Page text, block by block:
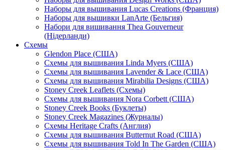
Наборы для вышивания Lucas Creations (Франция)
Наборы для вышивки LanArte (Бельгия)
Набори для вишивання Thea Gouverneur
(Нідерланди)
Схемы
Glendon Place (США)
Схемы для вышивания Linda Myers (США)
Схемы для вышивания Lavender & Lace (США)
Схемы для вышивания Mirabilia Designs (США)
Stoney Creek Leaflets (Схемы)
Схемы для вышивания Nora Corbett (США)
Stoney Creek Books (Буклеты)
Stoney Creek Magazines (Журналы)
Схемы Heritage Crafts (Англия)
Схемы для вышивания Butternut Road (США)
Схемы для вышивания Told In The Garden (США)